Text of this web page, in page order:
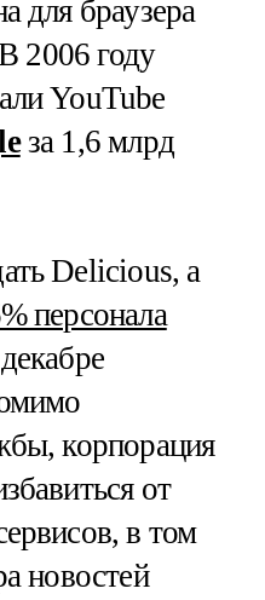
для браузера
2006 году
YouTube
за 1,6 млрд
Delicious, а
персонала
корпорация
от
в том
новостей